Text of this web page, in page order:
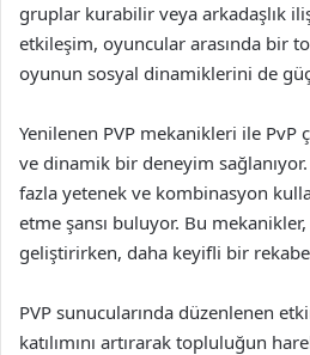
gruplar kurabilir veya arkadaşlık
etkileşim, oyuncular arasında bir
oyunun sosyal dinamiklerini de
Yenilenen PVP mekanikleri ile PvP
ve dinamik bir deneyim
fazla yetenek ve kombinasyon
etme şansı buluyor. Bu
geliştirirken, daha keyifli bir
PVP sunucularında düzenlenen
katılımını artırarak topluluğun